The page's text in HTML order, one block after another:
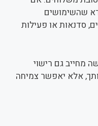
שהשימושים
סדנאות או פעילות
מחייב גם רישוי
אלא יאפשר צמיחה